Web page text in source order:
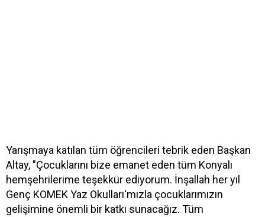
Yarışmaya katılan tüm öğrencileri tebrik eden Başkan
Altay, "Çocuklarını bize emanet eden tüm Konyalı
hemşehrilerime teşekkür ediyorum. İnşallah her yıl
Genç KOMEK Yaz Okulları'mızla çocuklarımızın
gelişimine önemli bir katkı sunacağız. Tüm